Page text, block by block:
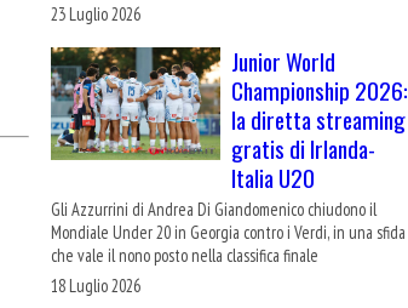
23 Luglio 2026
Junior World
Championship 2026:
la diretta streaming
gratis di Irlanda-
Italia U20
Gli Azzurrini di Andrea Di Giandomenico chiudono il
Mondiale Under 20 in Georgia contro i Verdi, in una sfida
che vale il nono posto nella classifica finale
18 Luglio 2026